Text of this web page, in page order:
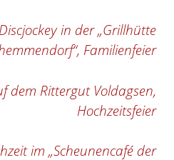
Discjockey in der „Grillhütte
Familienfeier
dem Rittergut Voldagsen,
Hochzeitsfeier
im „Scheunencafé der